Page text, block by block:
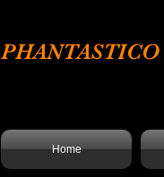
PHANTASTICO
Home